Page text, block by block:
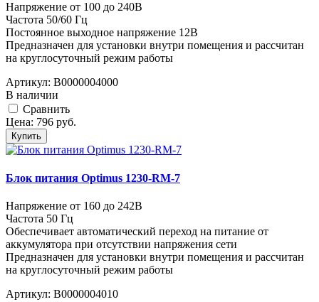
Напряжение от 100 до 240В
Частота 50/60 Гц
Постоянное выходное напряжение 12В
Предназначен для установки внутри помещения и рассчитан
на круглосуточный режим работы
Артикул: В0000004000
В наличии
Cравнить
Цена: 796 руб.
Купить
Блок питания Optimus 1230-RM-7
Напряжение от 160 до 242В
Частота 50 Гц
Обеспечивает автоматический переход на питание от
аккумулятора при отсутствии напряжения сети
Предназначен для установки внутри помещения и рассчитан
на круглосуточный режим работы
Артикул: В0000004010